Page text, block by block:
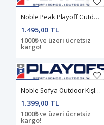
Noble Peak Playoff Outdoor Siyah Pantolon
1.495,00 TL
1000₺ ve üzeri ücretsiz
kargo!
Noble Sofya Outdoor Kışlık Pantolon Antrasit
1.399,00 TL
1000₺ ve üzeri ücretsiz
kargo!